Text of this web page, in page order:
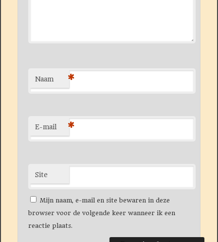
Naam *
E-mail *
Site
Mijn naam, e-mail en site bewaren in deze
browser voor de volgende keer wanneer ik een
reactie plaats.